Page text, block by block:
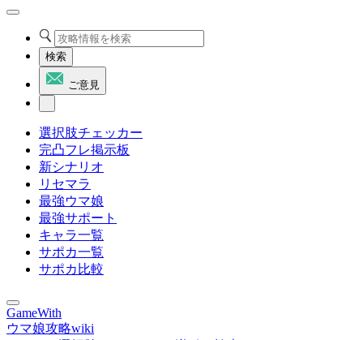
検索
ご意見
選択肢チェッカー
完凸フレ掲示板
新シナリオ
リセマラ
最強ウマ娘
最強サポート
キャラ一覧
サポカ一覧
サポカ比較
GameWith
ウマ娘攻略wiki